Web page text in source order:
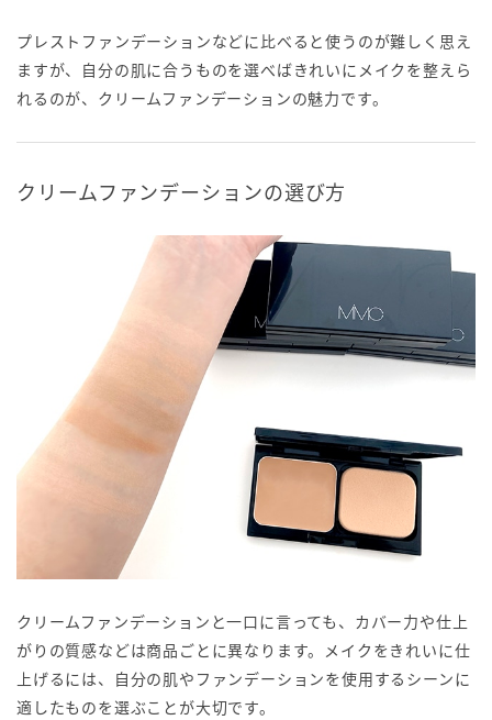
プレストファンデーションなどに比べると使うのが難しく思え
ますが、自分の肌に合うものを選べばきれいにメイクを整えら
れるのが、クリームファンデーションの魅力です。
クリームファンデーションの選び方
クリームファンデーションと一口に言っても、カバー力や仕上
がりの質感などは商品ごとに異なります。メイクをきれいに仕
上げるには、自分の肌やファンデーションを使用するシーンに
適したものを選ぶことが大切です。